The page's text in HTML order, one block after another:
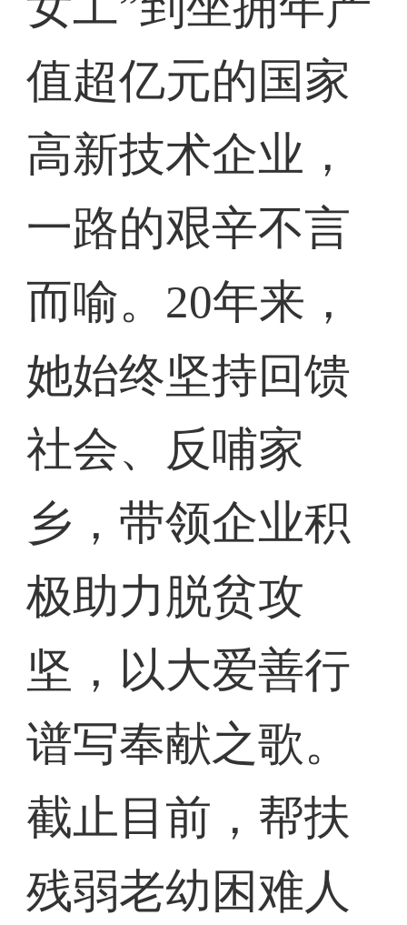
值超亿元的国家
高新技术企业，
一路的艰辛不言
而喻。20年来，
她始终坚持回馈
社会、反哺家
乡，带领企业积
极助力脱贫攻
坚，以大爱善行
谱写奉献之歌。
截止目前，帮扶
残弱老幼困难人